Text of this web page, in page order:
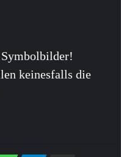
keinesfalls die